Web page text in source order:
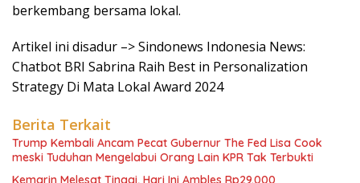
berkembang bersama lokal.
Artikel ini disadur –> Sindonews Indonesia News:
Chatbot BRI Sabrina Raih Best in Personalization
Strategy Di Mata Lokal Award 2024
Berita Terkait
Trump Kembali Ancam Pecat Gubernur The Fed Lisa Cook
meski Tuduhan Mengelabui Orang Lain KPR Tak Terbukti
Kemarin Melesat Tinggi, Hari Ini Ambles Rp29.000